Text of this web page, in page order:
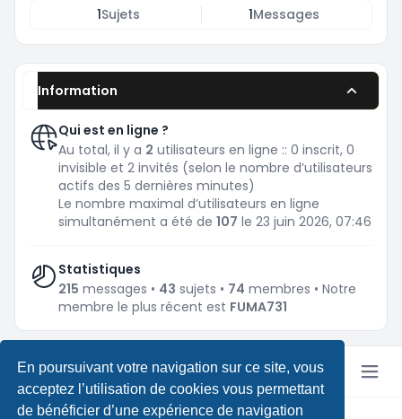
En poursuivant votre navigation sur ce site, vous
acceptez l’utilisation de cookies vous permettant
de bénéficier d’une expérience de navigation
1Sujets 1Messages
Information
Qui est en ligne ?
Au total, il y a 2 utilisateurs en ligne :: 0 inscrit, 0
invisible et 2 invités (selon le nombre d’utilisateurs
actifs des 5 dernières minutes)
Le nombre maximal d’utilisateurs en ligne
simultanément a été de 107 le 23 juin 2026, 07:46
Statistiques
215 messages • 43 sujets • 74 membres • Notre
membre le plus récent est FUMA731